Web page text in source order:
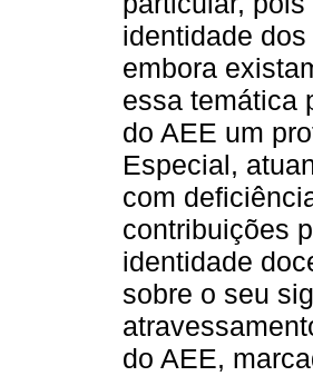
identidade
embora
essa temática
do AEE um
Especial,
com
contribuições
identidade
sobre o seu
do AEE,